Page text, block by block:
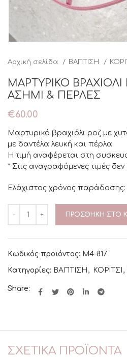
Αρχική σελίδα ΒΑΠΤΙΣΗ
ΜΑΡΤΥΡΙΚΟ
ΑΣΗΜΙ & ΠΕΡΛΕΣ
€60.00
Μαρτυρικό βραχιόλι ροζ με
με δαντέλα λευκή και πέρλα.
Η τιμή αναφέρεται στη
* Στις αναγραφόμενες τιμές
Ελάχιστος χρόνος παράδοσης:
ΠΡΟΣΘΉΚΗ ΣΤΟ
Κωδικός προϊόντος: Μ4-817
Κατηγορίες: ΒΑΠΤΙΣΗ , ΚΟΡΙΤΣΙ ,
Share:
ΣΧΕΤΙΚΆ ΠΡΟΪΌΝΤΑ